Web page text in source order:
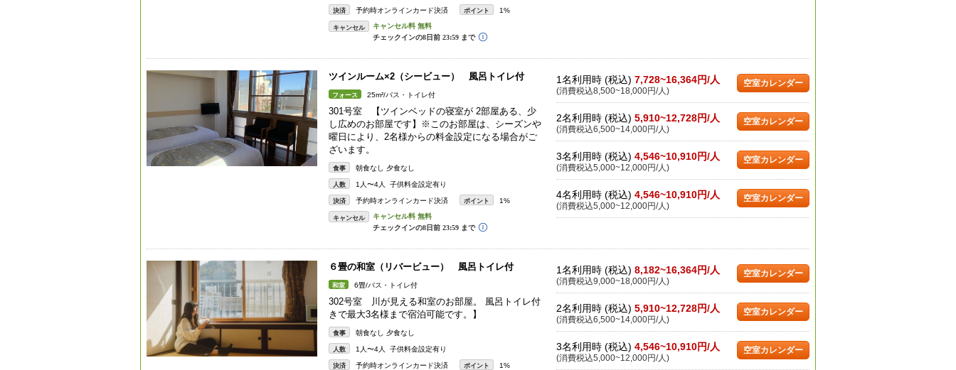
決済 予約時オンラインカード決済 ポイント 1%
キャンセル
ツインルーム×2（シービュー） 風呂トイレ付
フォース 25m²/バス・トイレ付
301号室 【ツインベッドの寝室が 2部屋ある、少
し広めのお部屋です】※このお部屋は、シーズンや
曜日により、2名様からの料金設定になる場合がご
ざいます。
食事 朝食なし 夕食なし
人数 1人〜4人 子供料金設定有り
決済 予約時オンラインカード決済 ポイント 1%
キャンセル
1名利用時 (税込) 7,728~16,364円/人
(消費税込8,500~18,000円/人)
空室カレンダー
2名利用時 (税込) 5,910~12,728円/人
(消費税込6,500~14,000円/人)
空室カレンダー
3名利用時 (税込) 4,546~10,910円/人
(消費税込5,000~12,000円/人)
空室カレンダー
4名利用時 (税込) 4,546~10,910円/人
(消費税込5,000~12,000円/人)
空室カレンダー
６畳の和室（リバービュー） 風呂トイレ付
和室 6畳/バス・トイレ付
302号室 川が見える和室のお部屋。 風呂トイレ付
きで最大3名様まで宿泊可能です。】
食事 朝食なし 夕食なし
人数 1人〜4人 子供料金設定有り
決済 予約時オンラインカード決済 ポイント 1%
1名利用時 (税込) 8,182~16,364円/人
(消費税込9,000~18,000円/人)
空室カレンダー
2名利用時 (税込) 5,910~12,728円/人
(消費税込6,500~14,000円/人)
空室カレンダー
3名利用時 (税込) 4,546~10,910円/人
(消費税込5,000~12,000円/人)
空室カレンダー